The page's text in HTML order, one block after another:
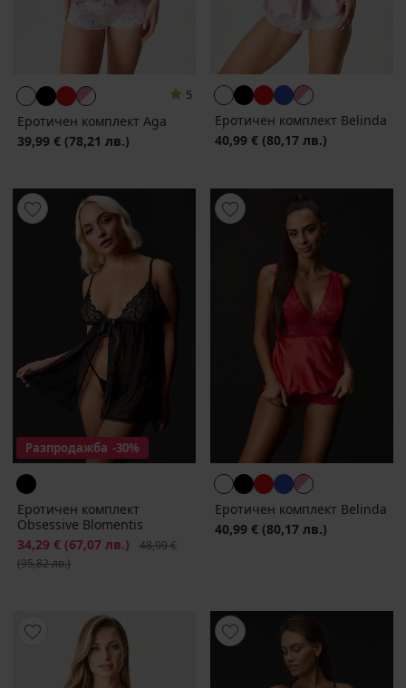
5
Еротичен комплект Aga
39,99 € (78,21 лв.)
Еротичен комплект Belinda
40,99 € (80,17 лв.)
Разпродажба -30%
Еротичен комплект
Obsessive Blomentis
Намаление
34,29 € (67,07 лв.) Първоначална цена
48,99 €
(95,82 лв.)
Еротичен комплект Belinda
40,99 € (80,17 лв.)